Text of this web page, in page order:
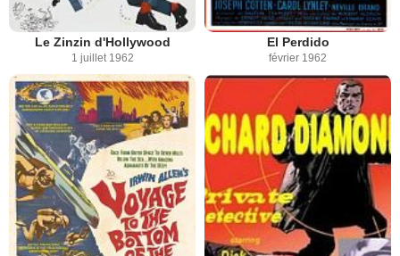
Le Zinzin d'Hollywood
1 juillet 1962
El Perdido
février 1962